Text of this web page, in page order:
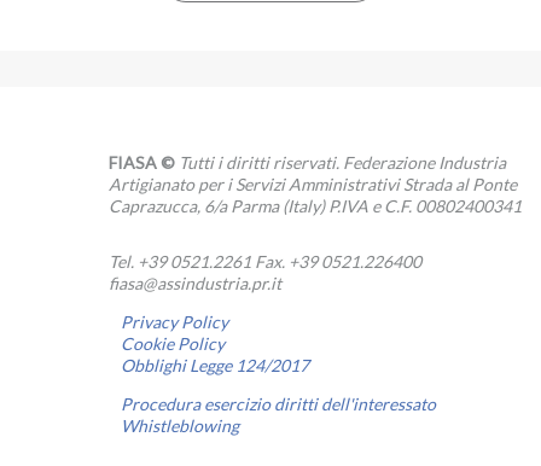
FIASA ©Tutti i diritti riservati. Federazione Industria
Artigianato per i Servizi Amministrativi Strada al Ponte
Caprazucca, 6/a Parma (Italy) P.IVA e C.F. 00802400341
Tel. +39 0521.2261 Fax. +39 0521.226400
fiasa@assindustria.pr.it
Privacy Policy
Cookie Policy
Obblighi Legge 124/2017
Procedura esercizio diritti dell'interessato
Whistleblowing